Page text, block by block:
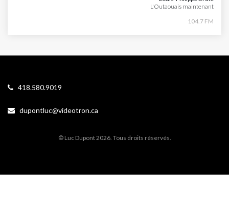
L'Outaouais maintenant
104.7 FM
418.580.9019
dupontluc@videotron.ca
© Luc Dupont 2026. Tous droits réservés.